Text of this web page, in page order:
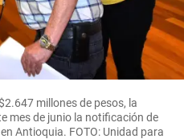
millones de pesos, la
mes de junio la notificación de
Antioquia. FOTO: Unidad para